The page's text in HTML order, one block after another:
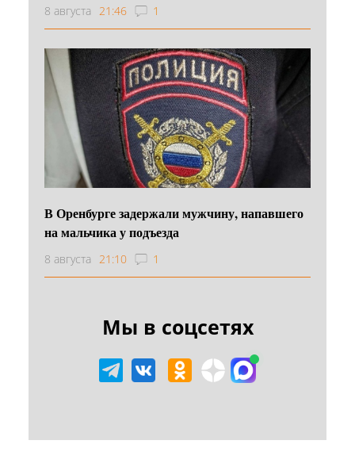
8 августа 21:46 1
В Оренбурге задержали мужчину, напавшего
на мальчика у подъезда
8 августа 21:10 1
Мы в соцсетях